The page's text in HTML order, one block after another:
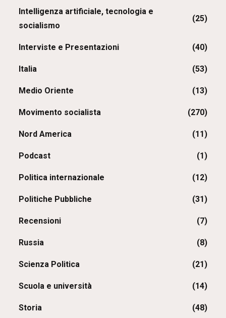
Intelligenza artificiale, tecnologia e
socialismo
(25)
Interviste e Presentazioni (40)
Italia (53)
Medio Oriente (13)
Movimento socialista (270)
Nord America (11)
Podcast (1)
Politica internazionale (12)
Politiche Pubbliche (31)
Recensioni (7)
Russia (8)
Scienza Politica (21)
Scuola e università (14)
Storia (48)